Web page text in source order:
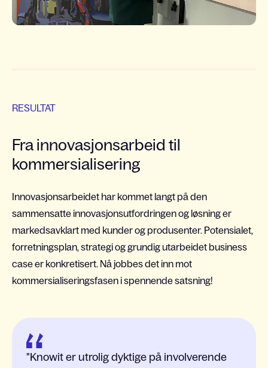
RESULTAT
Fra innovasjonsarbeid til
kommersialisering
Innovasjonsarbeidet har kommet langt på den
sammensatte innovasjonsutfordringen og løsning er
markedsavklart med kunder og produsenter. Potensialet,
forretningsplan, strategi og grundig utarbeidet business
case er konkretisert. Nå jobbes det inn mot
kommersialiseringsfasen i spennende satsning!
Knowit er utrolig dyktige på involverende